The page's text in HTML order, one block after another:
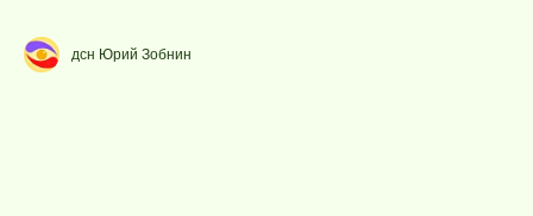
с
g
r
дсн Юрий Зобнин